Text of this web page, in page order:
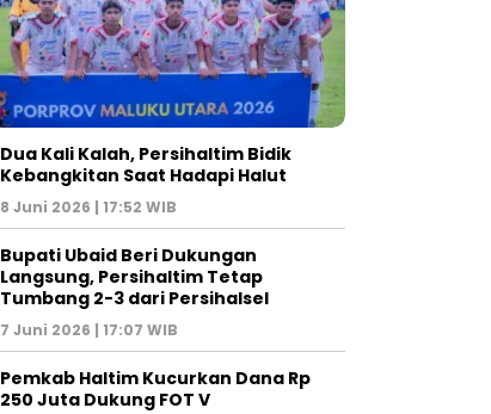
Dua Kali Kalah, Persihaltim Bidik
Kebangkitan Saat Hadapi Halut
8 Juni 2026 | 17:52 WIB
Bupati Ubaid Beri Dukungan
Langsung, Persihaltim Tetap
Tumbang 2-3 dari Persihalsel
7 Juni 2026 | 17:07 WIB
Pemkab Haltim Kucurkan Dana Rp
250 Juta Dukung FOT V